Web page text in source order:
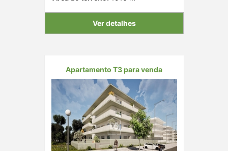
Ver detalhes
Apartamento T3 para venda